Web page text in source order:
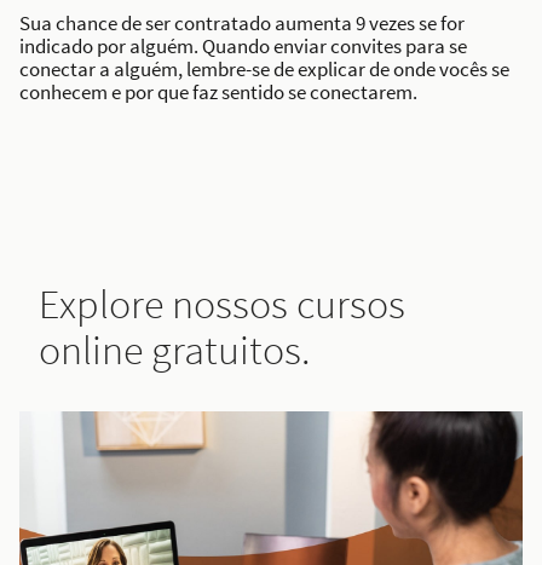
Sua chance de ser contratado aumenta 9 vezes se for
indicado por alguém. Quando enviar convites para se
conectar a alguém, lembre-se de explicar de onde vocês se
conhecem e por que faz sentido se conectarem.
Explore nossos cursos
online gratuitos.